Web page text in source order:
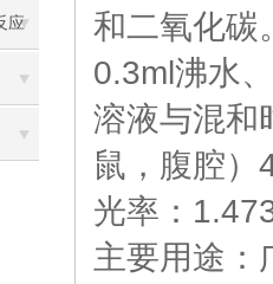
应
和二氧化碳
0.3ml沸水
溶液与混和
鼠，腹腔
光率：
主要用途：